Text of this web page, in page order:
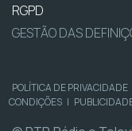
RGPD
GESTÃO DAS
POLÍTICA DE PRIVACIDADE
CONDIÇÕES |